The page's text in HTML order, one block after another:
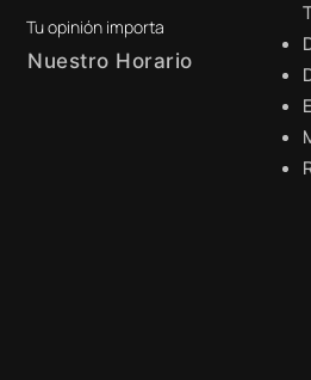
Tu opinión importa
Nuestro Horario